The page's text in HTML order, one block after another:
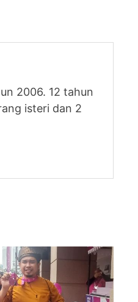
2006. 12 tahun
isteri dan 2